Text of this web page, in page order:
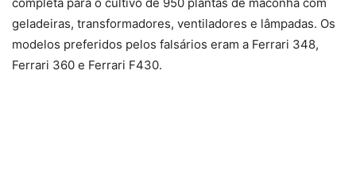
geladeiras, transformadores, ventiladores e lâmpadas. Os
modelos preferidos pelos falsários eram a Ferrari 348,
Ferrari 360 e Ferrari F430.